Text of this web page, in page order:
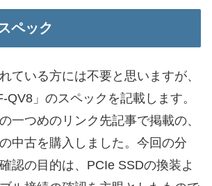
ペック
ている方には不要と思いますが、
QV8」のスペックを記載します。
一つめのリンク先記事で掲載の、
中古を購入しました。今回の分
認の目的は、PCIe SSDの換装よ